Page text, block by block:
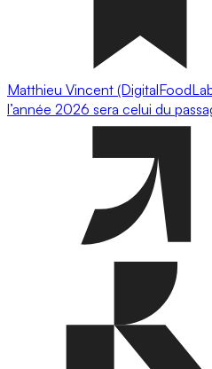
Matthieu Vincent
l’année 2026 sera celui du